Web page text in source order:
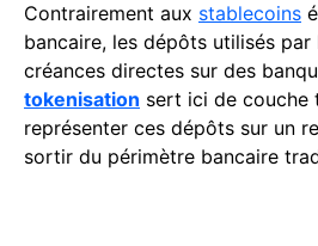
Contrairement aux stablecoins
bancaire, les dépôts utilisés par
créances directes sur des
tokenisation sert ici de couche
représenter ces dépôts sur un
sortir du périmètre bancaire